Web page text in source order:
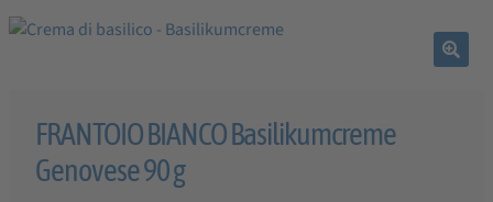
FRANTOIO BIANCO Basilikumcreme
Genovese 90 g